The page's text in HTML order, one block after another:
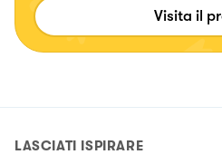
Visita il
LASCIATI ISPIRARE